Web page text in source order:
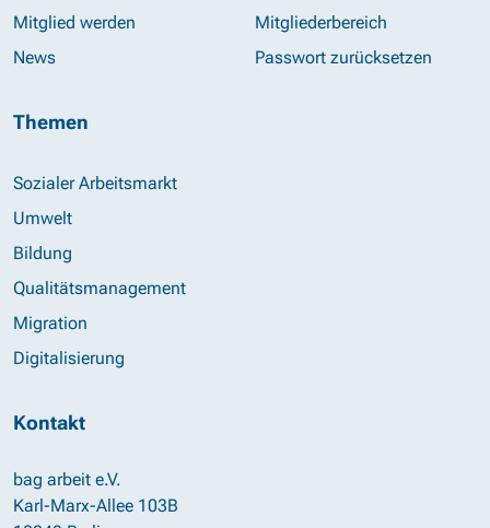
Mitglied werden
News
Mitgliederbereich
Passwort zurücksetzen
Themen
Sozialer Arbeitsmarkt
Umwelt
Bildung
Qualitätsmanagement
Migration
Digitalisierung
Kontakt
bag arbeit e.V.
Karl-Marx-Allee 103B